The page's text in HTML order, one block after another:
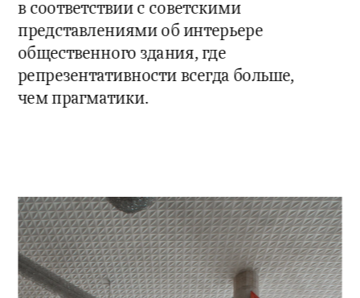
в соответствии с советскими
представлениями об интерьере
общественного здания, где
репрезентативности всегда больше,
чем прагматики.